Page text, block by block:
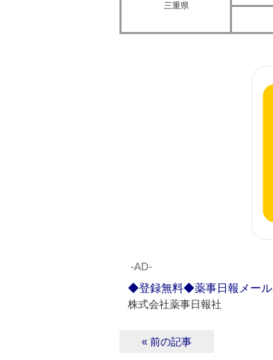
三重県
‐AD‐
◆登録無料◆薬事日報メー
株式会社薬事日報社
« 前の記事